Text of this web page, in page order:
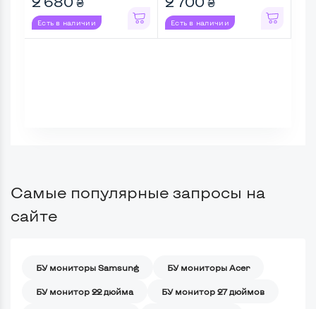
Есть в наличии Есть в наличии
Самые популярные запросы на
сайте
БУ мониторы Samsung БУ мониторы Acer
БУ монитор 22 дюйма БУ монитор 27 дюймов